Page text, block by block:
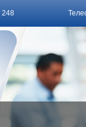
248